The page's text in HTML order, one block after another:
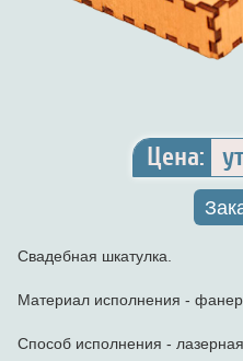
Цена:
Свадебная шкатулка.
Материал исполнения -
Способ исполнения - лазерная